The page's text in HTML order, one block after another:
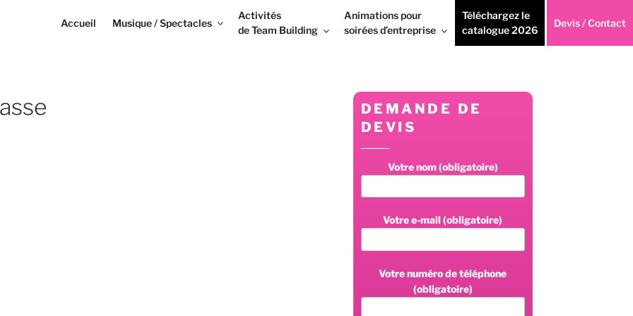
Accueil Musique / Spectacles
Activités
de Team Building
Animations pour
soirées d’entreprise
Téléchargez le
catalogue 2026
Devis / Contact
DEMANDE DE
DEVIS
Votre nom (obligatoire)
Votre e-mail (obligatoire)
Votre numéro de téléphone
(obligatoire)